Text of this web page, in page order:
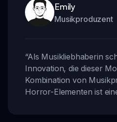
Emily
Musikproduzent
“Als Musikliebhaberin
Innovation, die dieser
Kombination von
Horror-Elementen ist